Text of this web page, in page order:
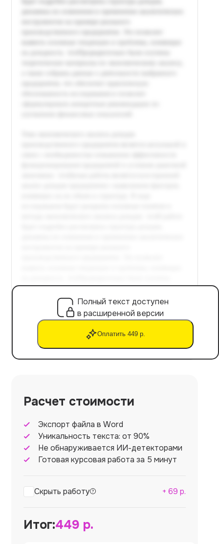
Полный текст доступен
в расширенной версии
Оплатить 449 р.
Расчет стоимости
Экспорт файла в Word
Уникальность текста: от 90%
Не обнаруживается ИИ-детекторами
Готовая курсовая работа за 5 минут
Скрыть работу + 69 р.
Итог:449 р.